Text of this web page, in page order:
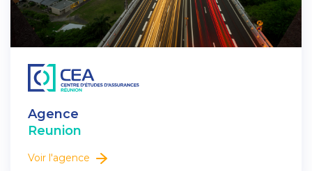
Agence
Reunion
Voir l'agence